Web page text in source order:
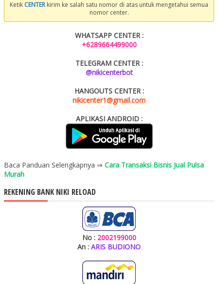
Ketik CENTER kirim ke salah satu nomor di atas untuk mengetahui semua
nomor center.
WHATSAPP CENTER :
+6289664499000
TELEGRAM CENTER :
@nikicenterbot
HANGOUTS CENTER :
nikicenter1@gmail.com
APLIKASI ANDROID :
Baca Panduan Selengkapnya ⇒ Cara Transaksi Bisnis Jual Pulsa
Murah
REKENING BANK NIKI RELOAD
No : 2002199000
An : ARIS BUDIONO